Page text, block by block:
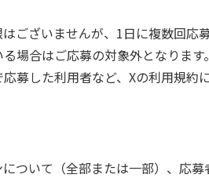
ございませんが、1日に複数回応
場合はご応募の対象外となります。
募した利用者など、Xの利用規約
ついて（全部または一部）、応